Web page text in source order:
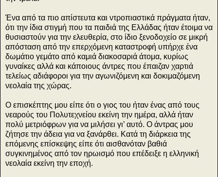
Ένα από τα πιο απίστευτα και ντροπιαστικά πράγματα ήταν,
ότι την ίδια στιγμή που τα παιδιά της Ελλάδας ήταν έτοιμα να
θυσιαστούν για την ελευθερία, στο ίδιο ξενοδοχείο σε μικρή
απόσταση από την επερχόμενη καταστροφή υπήρχε ένα
δωμάτιο γεμάτο από καμιά διακοσαριά άτομα, κυρίως
γυναίκες αλλά και κάποιους άντρες που έπαιζαν χαρτιά
τελείως αδιάφοροι για την αγωνιζόμενη και δοκιμαζόμενη
νεολαία της χώρας.
Ο επισκέπτης μου είπε ότι ο γιος του ήταν ένας από τους
νεαρούς του Πολυτεχνείου εκείνη την ημέρα, αλλά ήταν
πολύ μετριόφρων για να μιλήσει γι’ αυτό. Ο άντρας μου
ζήτησε την άδεια για να ξανάρθει. Κατά τη διάρκεια της
επόμενης επίσκεψης είπε ότι αισθανόταν βαθιά
συγκινημένος από τον ηρωισμό που επέδειξε η ελληνική
νεολαία εκείνη την εποχή.